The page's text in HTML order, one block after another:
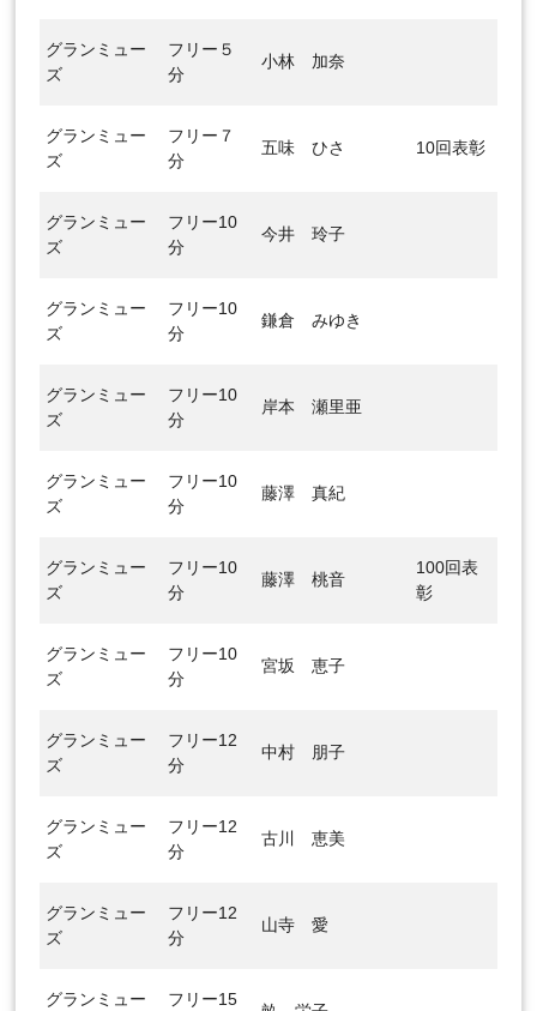
グランミュー
ズ
フリー５
分
小林 加奈
グランミュー
ズ
フリー７
分
五味 ひさ 10回表彰
グランミュー
ズ
フリー10
分
今井 玲子
グランミュー
ズ
フリー10
分
鎌倉 みゆき
グランミュー
ズ
フリー10
分
岸本 瀬里亜
グランミュー
ズ
フリー10
分
藤澤 真紀
グランミュー
ズ
フリー10
分
藤澤 桃音
100回表
彰
グランミュー
ズ
フリー10
分
宮坂 恵子
グランミュー
ズ
フリー12
分
中村 朋子
グランミュー
ズ
フリー12
分
古川 恵美
グランミュー
ズ
フリー12
分
山寺 愛
グランミュー フリー15